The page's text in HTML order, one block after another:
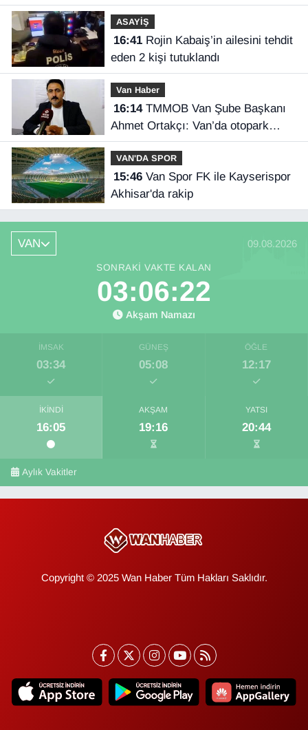
ASAYİŞ
16:41Rojin Kabaiş’in ailesini tehdit
eden 2 kişi tutuklandı
Van Haber
16:14TMMOB Van Şube Başkanı
Ahmet Ortakçı: Van’da otopark
yetersizliği ciddi sorun!
VAN'DA SPOR
15:46Van Spor FK ile Kayserispor
Akhisar'da rakip
VAN 09.08.2026
SONRAKI VAKTE KALAN
03:06:22
Akşam Namazı
İMSAK
03:34
GÜNEŞ
05:08
ÖĞLE
12:17
İKINDI
16:05
AKŞAM
19:16
YATSI
20:44
Aylık Vakitler
Copyright © 2025 Wan Haber Tüm Hakları Saklıdır.